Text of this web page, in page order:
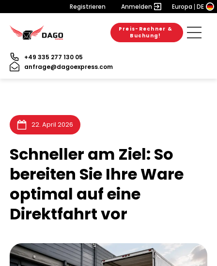
Registrieren Anmelden Europa DE
Preis-Rechner &
Buchung!
+49 335 277 130 05
anfrage@dagoexpress.com
22. April 2026
Schneller am Ziel: So
bereiten Sie Ihre Ware
optimal auf eine
Direktfahrt vor
6. August 2026
31. Juli 2026
28. Juli 2026